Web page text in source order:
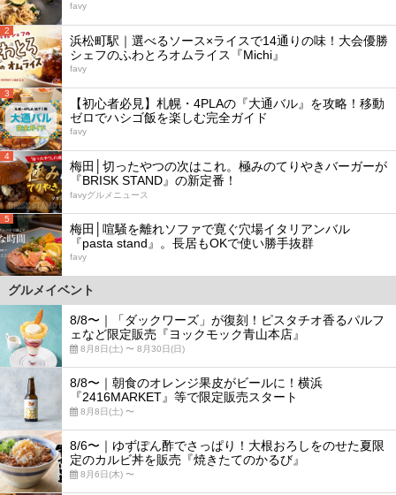
favy
2
浜松町駅｜選べるソース×ライスで14通りの味！大会優勝
シェフのふわとろオムライス『Michi』
favy
3
【初心者必見】札幌・4PLAの『大通バル』を攻略！移動
ゼロでハシゴ飯を楽しむ完全ガイド
favy
4
梅田│切ったやつの次はこれ。極みのてりやきバーガーが
『BRISK STAND』の新定番！
favyグルメニュース
5
梅田│喧騒を離れソファで寛ぐ穴場イタリアンバル
『pasta stand』。長居もOKで使い勝手抜群
favy
グルメイベント
8/8〜｜「ダックワーズ」が復刻！ピスタチオ香るパルフ
ェなど限定販売『ヨックモック青山本店』
8月8日(土) 〜 8月30日(日)
8/8〜｜朝食のオレンジ果皮がビールに！横浜
『2416MARKET』等で限定販売スタート
8月8日(土) 〜
8/6〜｜ゆずぽん酢でさっぱり！大根おろしをのせた夏限
定のカルビ丼を販売『焼きたてのかるび』
8月6日(木) 〜